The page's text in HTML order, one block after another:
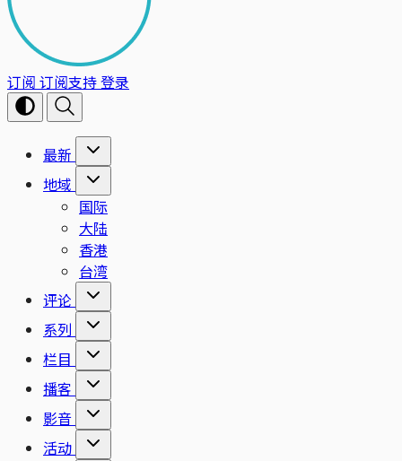
订阅 订阅支持登录
最新
地域
国际
大陆
香港
台湾
评论
系列
栏目
播客
影音
活动